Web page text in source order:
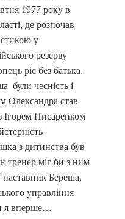
1977 року в
де розпочав
у
резерву
ріс без батька.
були чесність і
Олександра став
Ігорем Писаренком
з дитинства був
тренер міг би з ним
Береша,
управління
я вперше…